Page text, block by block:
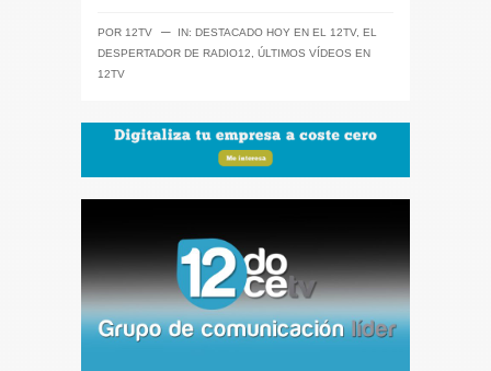
POR 12TV ─ IN: DESTACADO HOY EN EL 12TV, EL
DESPERTADOR DE RADIO12
ÚLTIMOS VÍDEOS EN
12TV